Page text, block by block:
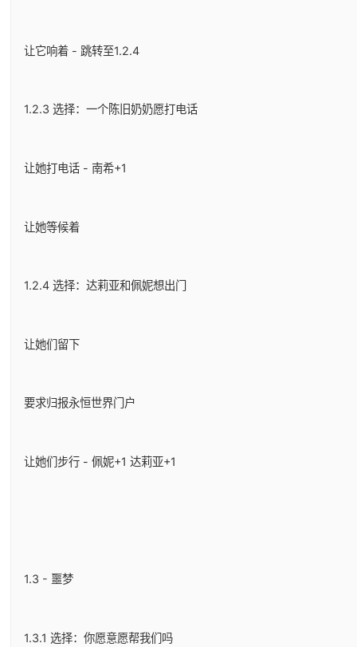
让它响着 - 跳转至1.2.4
1.2.3 选择：一个陈旧奶奶愿打电话
让她打电话 - 南希+1
让她等候着
1.2.4 选择：达莉亚和佩妮想出门
让她们留下
要求归报永恒世界门户
让她们步行 - 佩妮+1 达莉亚+1
1.3 - 噩梦
1.3.1 选择：你愿意愿帮我们吗